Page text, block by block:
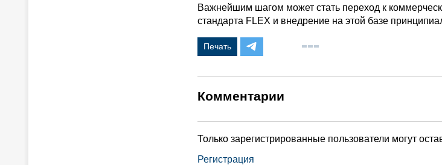
Важнейшим шагом может стать переход к
стандарта FLEX и внедрение на этой базе
Печать
Комментарии
Только зарегистрированные пользователи могут
Регистрация